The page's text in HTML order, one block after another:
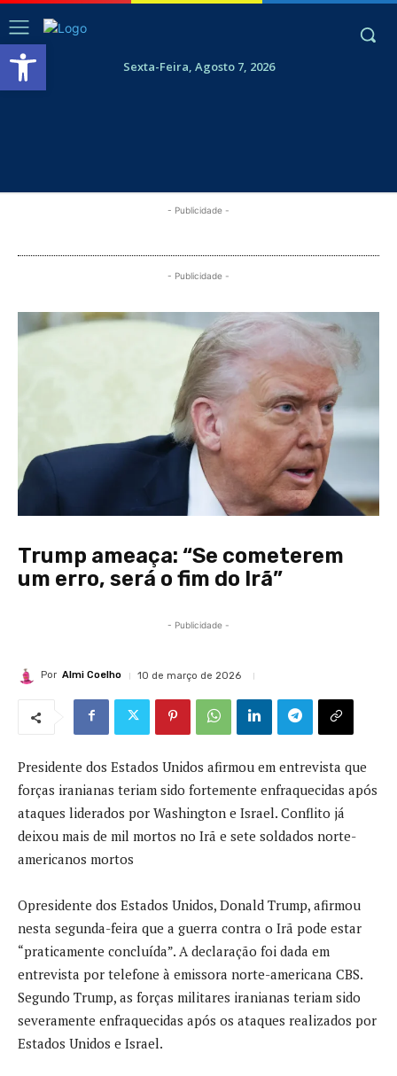
Abrir a barra de ferramentasSexta-Feira, Agosto 7, 2026
- Publicidade -
- Publicidade -
Trump ameaça: “Se cometerem
um erro, será o fim do Irã”
- Publicidade -
Por Almi Coelho 10 de março de 2026
Presidente dos Estados Unidos afirmou em entrevista que
forças iranianas teriam sido fortemente enfraquecidas após
ataques liderados por Washington e Israel. Conflito já
deixou mais de mil mortos no Irã e sete soldados norte-
americanos mortos
Opresidente dos Estados Unidos, Donald Trump, afirmou
nesta segunda-feira que a guerra contra o Irã pode estar
“praticamente concluída”. A declaração foi dada em
entrevista por telefone à emissora norte-americana CBS.
Segundo Trump, as forças militares iranianas teriam sido
severamente enfraquecidas após os ataques realizados por
Estados Unidos e Israel.